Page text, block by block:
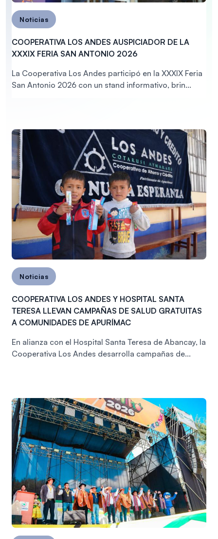
Noticias
COOPERATIVA LOS ANDES AUSPICIADOR DE LA
XXXIX FERIA SAN ANTONIO 2026
La Cooperativa Los Andes participó en la XXXIX Feria
San Antonio 2026 con un stand informativo, brin...
Noticias
COOPERATIVA LOS ANDES Y HOSPITAL SANTA
TERESA LLEVAN CAMPAÑAS DE SALUD GRATUITAS
A COMUNIDADES DE APURÍMAC
En alianza con el Hospital Santa Teresa de Abancay, la
Cooperativa Los Andes desarrolla campañas de...